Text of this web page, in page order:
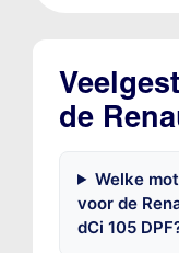
de
Welke
voor de
dCi 105